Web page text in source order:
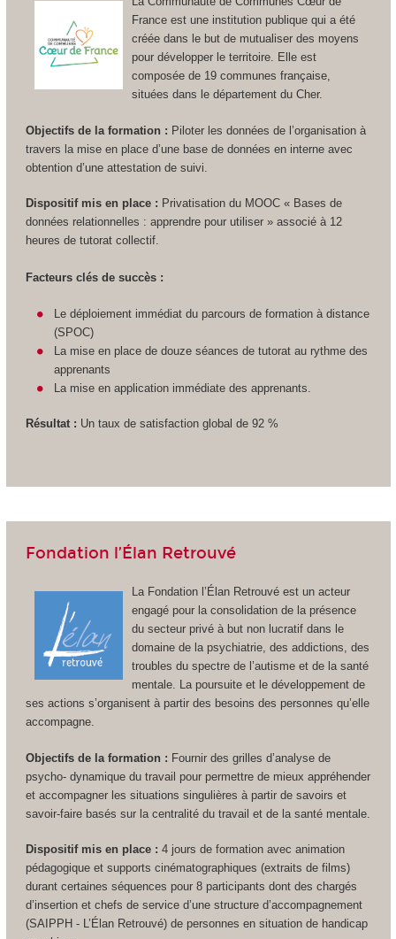
France est une institution publique qui a été
créée dans le but de mutualiser des moyens
pour développer le territoire. Elle est
composée de 19 communes française,
situées dans le département du Cher.
Objectifs de la formation : Piloter les données de l’organisation à
travers la mise en place d’une base de données en interne avec
obtention d’une attestation de suivi.
Dispositif mis en place : Privatisation du MOOC « Bases de
données relationnelles : apprendre pour utiliser » associé à 12
heures de tutorat collectif.
Facteurs clés de succès :
Le déploiement immédiat du parcours de formation à distance
(SPOC)
La mise en place de douze séances de tutorat au rythme des
apprenants
La mise en application immédiate des apprenants.
Résultat : Un taux de satisfaction global de 92 %
Fondation l’Élan Retrouvé
La Fondation l’Élan Retrouvé est un acteur
engagé pour la consolidation de la présence
du secteur privé à but non lucratif dans le
domaine de la psychiatrie, des addictions, des
troubles du spectre de l’autisme et de la santé
mentale. La poursuite et le développement de
ses actions s’organisent à partir des besoins des personnes qu’elle
accompagne.
Objectifs de la formation : Fournir des grilles d’analyse de
psycho- dynamique du travail pour permettre de mieux appréhender
et accompagner les situations singulières à partir de savoirs et
savoir-faire basés sur la centralité du travail et de la santé mentale.
Dispositif mis en place : 4 jours de formation avec animation
pédagogique et supports cinématographiques (extraits de films)
durant certaines séquences pour 8 participants dont des chargés
d’insertion et chefs de service d’une structure d’accompagnement
(SAIPPH - L’Élan Retrouvé) de personnes en situation de handicap